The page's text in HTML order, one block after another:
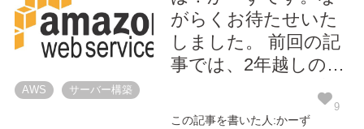
た。 ちょっとし...
AWS サーバー構築
がらくお待たせいた
しました。 前回の記
事では、2年越しの
置（EC2）」を行い
この記事を書いた人:かーず
9